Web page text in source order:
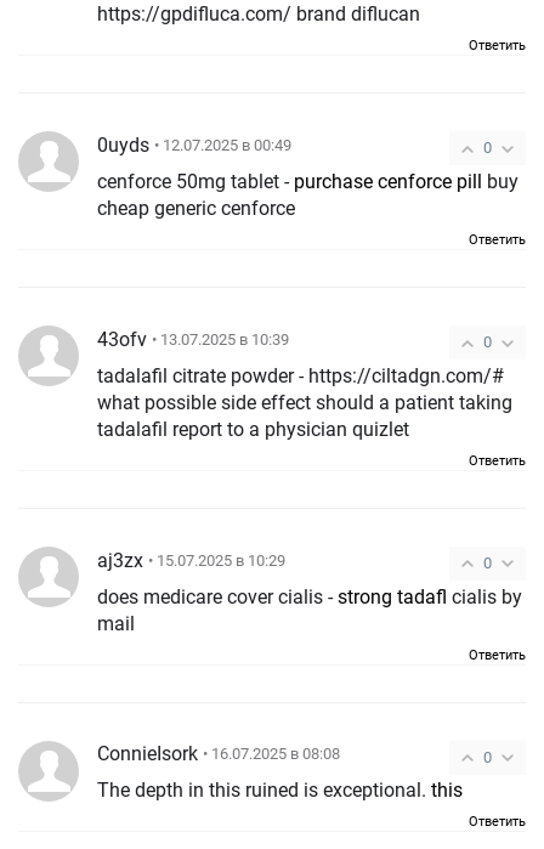
https://gpdifluca.com/ brand diflucan
Ответить
0
0uyds • 12.07.2025 в 00:49
cenforce 50mg tablet - purchase cenforce pill buy
cheap generic cenforce
Ответить
0
43ofv • 13.07.2025 в 10:39
tadalafil citrate powder - https://ciltadgn.com/#
what possible side effect should a patient taking
tadalafil report to a physician quizlet
Ответить
0
aj3zx • 15.07.2025 в 10:29
does medicare cover cialis -strong tadafl cialis by
mail
Ответить
0
ConnieIsork • 16.07.2025 в 08:08
The depth in this ruined is exceptional. this
Ответить